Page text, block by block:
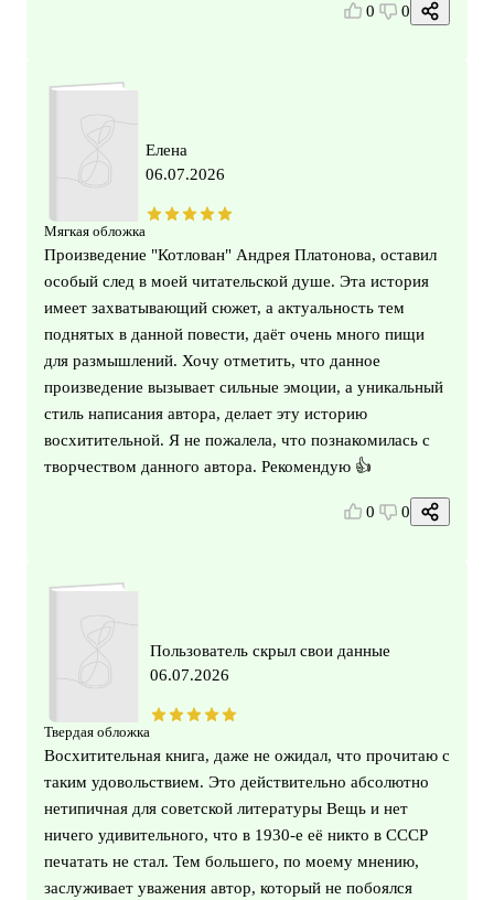
0 0
Мягкая обложка
Елена
06.07.2026
Произведение "Котлован" Андрея Платонова, оставил
особый след в моей читательской душе. Эта история
имеет захватывающий сюжет, а актуальность тем
поднятых в данной повести, даёт очень много пищи
для размышлений. Хочу отметить, что данное
произведение вызывает сильные эмоции, а уникальный
стиль написания автора, делает эту историю
восхитительной. Я не пожалела, что познакомилась с
творчеством данного автора. Рекомендую 👍
0 0
Твердая обложка
Пользователь скрыл свои данные
06.07.2026
Восхитительная книга, даже не ожидал, что прочитаю с
таким удовольствием. Это действительно абсолютно
нетипичная для советской литературы Вещь и нет
ничего удивительного, что в 1930-е её никто в СССР
печатать не стал. Тем большего, по моему мнению,
заслуживает уважения автор, который не побоялся